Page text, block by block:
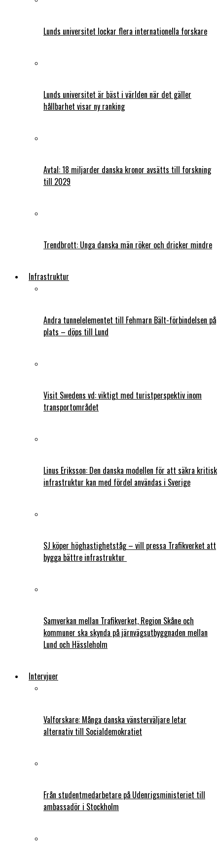
Lunds universitet lockar flera internationella forskare
Lunds universitet är bäst i världen när det gäller
hållbarhet visar ny ranking
Avtal: 18 miljarder danska kronor avsätts till forskning
till 2029
Trendbrott: Unga danska män röker och dricker mindre
Infrastruktur
Andra tunnelelementet till Fehmarn Bält-förbindelsen på
plats – döps till Lund
Visit Swedens vd: viktigt med turistperspektiv inom
transportområdet
Linus Eriksson: Den danska modellen för att säkra kritisk
infrastruktur kan med fördel användas i Sverige
SJ köper höghastighetståg – vill pressa Trafikverket att
bygga bättre infrastruktur
Samverkan mellan Trafikverket, Region Skåne och
kommuner ska skynda på järnvägsutbyggnaden mellan
Lund och Hässleholm
Intervjuer
Valforskare: Många danska vänsterväljare letar
alternativ till Socialdemokratiet
Från studentmedarbetare på Udenrigsministeriet till
ambassadör i Stockholm